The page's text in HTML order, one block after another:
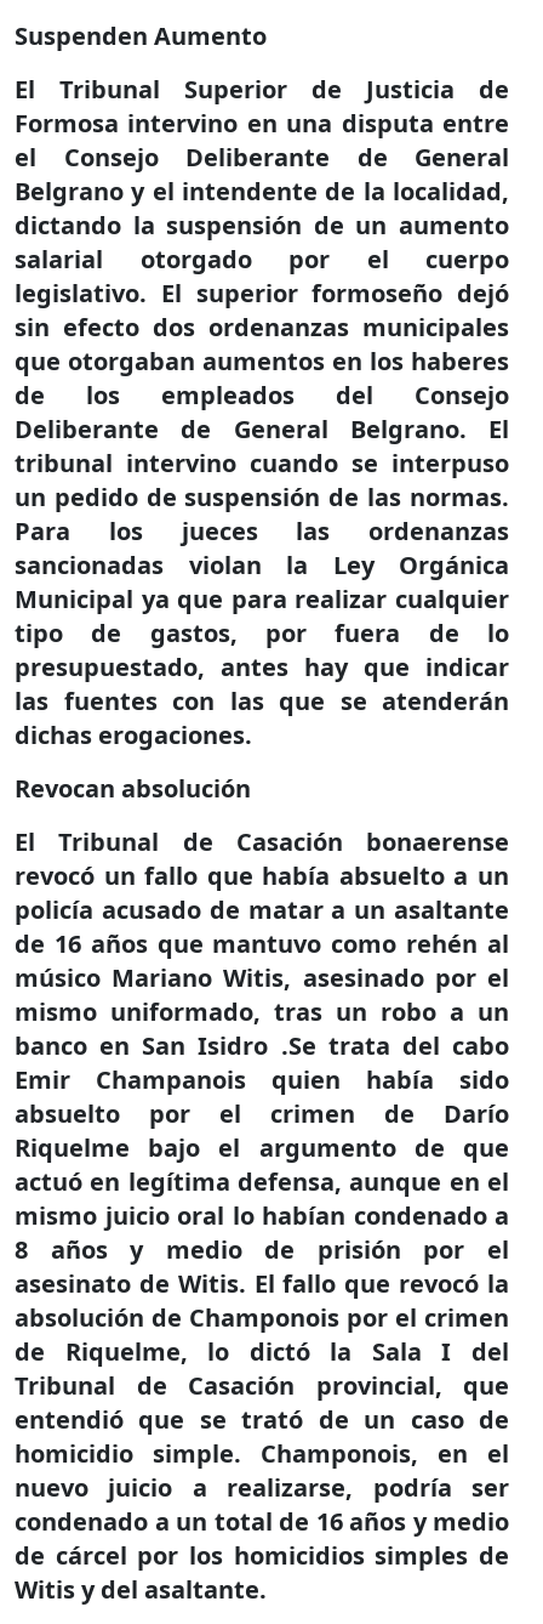
Suspenden Aumento
El Tribunal Superior de Justicia de
Formosa intervino en una disputa entre
el Consejo Deliberante de General
Belgrano y el intendente de la localidad,
dictando la suspensión de un aumento
salarial otorgado por el cuerpo
legislativo. El superior formoseño dejó
sin efecto dos ordenanzas municipales
que otorgaban aumentos en los haberes
de los empleados del Consejo
Deliberante de General Belgrano. El
tribunal intervino cuando se interpuso
un pedido de suspensión de las normas.
Para los jueces las ordenanzas
sancionadas violan la Ley Orgánica
Municipal ya que para realizar cualquier
tipo de gastos, por fuera de lo
presupuestado, antes hay que indicar
las fuentes con las que se atenderán
dichas erogaciones.
Revocan absolución
El Tribunal de Casación bonaerense
revocó un fallo que había absuelto a un
policía acusado de matar a un asaltante
de 16 años que mantuvo como rehén al
músico Mariano Witis, asesinado por el
mismo uniformado, tras un robo a un
banco en San Isidro .Se trata del cabo
Emir Champanois quien había sido
absuelto por el crimen de Darío
Riquelme bajo el argumento de que
actuó en legítima defensa, aunque en el
mismo juicio oral lo habían condenado a
8 años y medio de prisión por el
asesinato de Witis. El fallo que revocó la
absolución de Champonois por el crimen
de Riquelme, lo dictó la Sala I del
Tribunal de Casación provincial, que
entendió que se trató de un caso de
homicidio simple. Champonois, en el
nuevo juicio a realizarse, podría ser
condenado a un total de 16 años y medio
de cárcel por los homicidios simples de
Witis y del asaltante.